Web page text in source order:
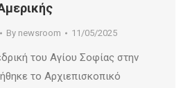
By newsroom 11/05/2025
του Αγίου Σοφίας στην
το Αρχιεπισκοπικό